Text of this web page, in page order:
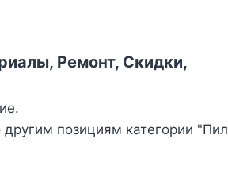
Ремонт, Скидки,
позициям категории